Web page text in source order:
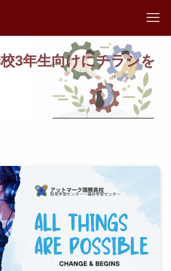
3年生向けにチラシを